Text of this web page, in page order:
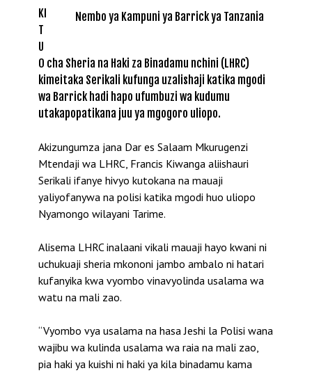
Nembo ya Kampuni ya Barrick ya Tanzania
KI
T
U
O cha Sheria na Haki za Binadamu nchini (LHRC)
kimeitaka Serikali kufunga uzalishaji katika mgodi
wa Barrick hadi hapo ufumbuzi wa kudumu
utakapopatikana juu ya mgogoro uliopo.
Akizungumza jana Dar es Salaam Mkurugenzi
Mtendaji wa LHRC, Francis Kiwanga aliishauri
Serikali ifanye hivyo kutokana na mauaji
yaliyofanywa na polisi katika mgodi huo uliopo
Nyamongo wilayani Tarime.
Alisema LHRC inalaani vikali mauaji hayo kwani ni
uchukuaji sheria mkononi jambo ambalo ni hatari
kufanyika kwa vyombo vinavyolinda usalama wa
watu na mali zao.
“Vyombo vya usalama na hasa Jeshi la Polisi wana
wajibu wa kulinda usalama wa raia na mali zao,
pia haki ya kuishi ni haki ya kila binadamu kama